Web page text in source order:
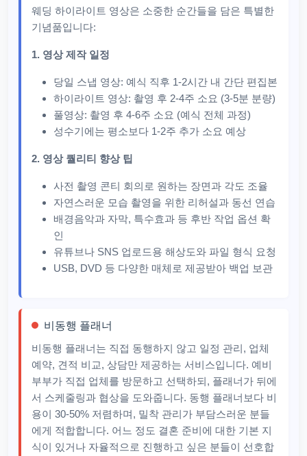
웨딩 하이라이트 영상은 소중한 순간들을 담은 특별한
기념품입니다:
1. 영상 제작 일정
당일 스냅 영상: 예식 직후 1-2시간 내 간단 편집본
하이라이트 영상: 촬영 후 2-4주 소요 (3-5분 분량)
풀영상: 촬영 후 4-6주 소요 (예식 전체 과정)
성수기에는 평소보다 1-2주 추가 소요 예상
2. 영상 퀄리티 향상 팁
사전 촬영 콘티 회의로 원하는 장면과 각도 조율
자연스러운 모습 촬영을 위한 리허설과 동선 연습
배경음악과 자막, 특수효과 등 후반 작업 옵션 확
인
유튜브나 SNS 업로드용 해상도와 파일 형식 요청
USB, DVD 등 다양한 매체로 제공받아 백업 보관
비동행 플래너
비동행 플래너는 직접 동행하지 않고 일정 관리, 업체
예약, 견적 비교, 상담만 제공하는 서비스입니다. 예비
부부가 직접 업체를 방문하고 선택하되, 플래너가 뒤에
서 스케줄링과 협상을 도와줍니다. 동행 플래너보다 비
용이 30-50% 저렴하며, 밀착 관리가 부담스러운 분들
에게 적합합니다. 어느 정도 결혼 준비에 대한 기본 지
식이 있거나 자율적으로 진행하고 싶은 분들이 선호합